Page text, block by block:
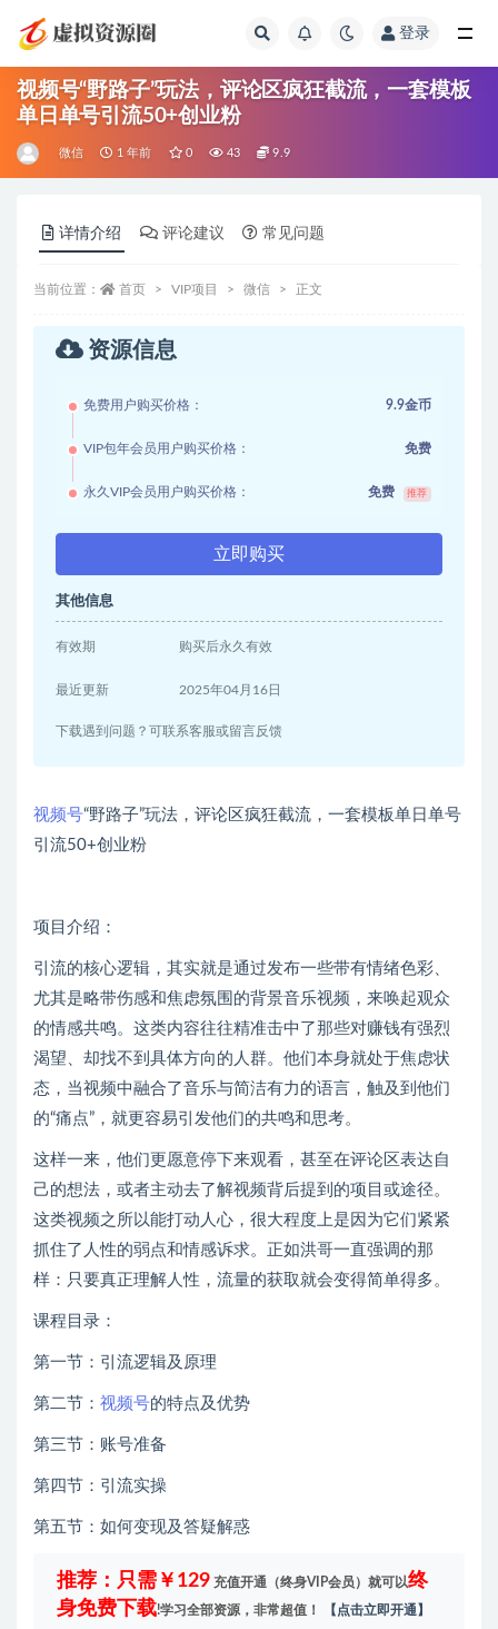
登录
视频号“野路子”玩法，评论区疯狂截流，一套模板
单日单号引流50+创业粉
微信 1 年前 0 43 9.9
详情介绍 评论建议 常见问题
当前位置： 首页 VIP项目 微信 正文
资源信息
免费用户购买价格： 9.9金币
VIP包年会员用户购买价格： 免费
永久VIP会员用户购买价格： 免费 推荐
立即购买
其他信息
有效期 购买后永久有效
最近更新 2025年04月16日
下载遇到问题？可联系客服或留言反馈
视频号“野路子”玩法，评论区疯狂截流，一套模板单日单号
引流50+创业粉
项目介绍：
引流的核心逻辑，其实就是通过发布一些带有情绪色彩、
尤其是略带伤感和焦虑氛围的背景音乐视频，来唤起观众
的情感共鸣。这类内容往往精准击中了那些对赚钱有强烈
渴望、却找不到具体方向的人群。他们本身就处于焦虑状
态，当视频中融合了音乐与简洁有力的语言，触及到他们
的“痛点”，就更容易引发他们的共鸣和思考。
这样一来，他们更愿意停下来观看，甚至在评论区表达自
己的想法，或者主动去了解视频背后提到的项目或途径。
这类视频之所以能打动人心，很大程度上是因为它们紧紧
抓住了人性的弱点和情感诉求。正如洪哥一直强调的那
样：只要真正理解人性，流量的获取就会变得简单得多。
课程目录：
第一节：引流逻辑及原理
第二节： 视频号的特点及优势
第三节：账号准备
第四节：引流实操
第五节：如何变现及答疑解惑
推荐：只需￥129 充值开通（终身VIP会员）就可以终
身免费下载!学习全部资源，非常超值！
【点击立即开通】